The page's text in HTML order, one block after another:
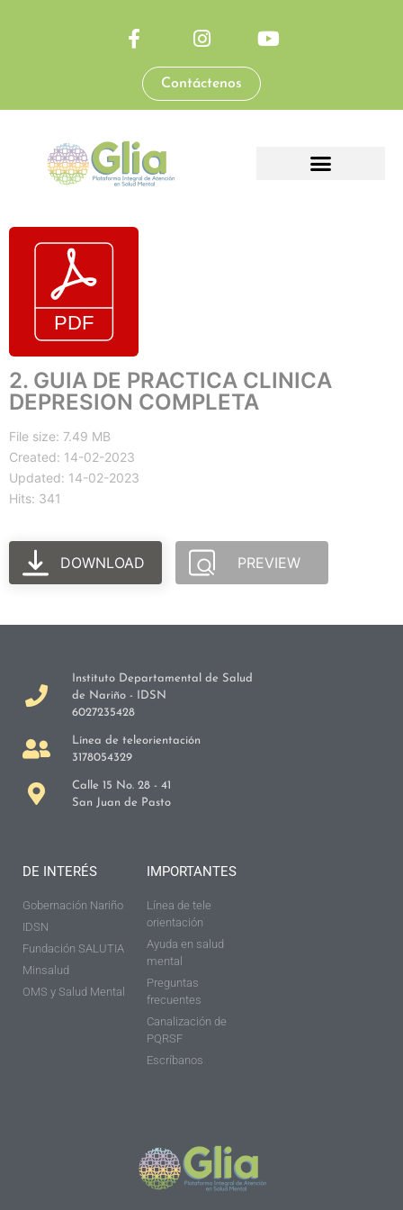
Contáctenos
2. GUIA DE PRACTICA CLINICA
DEPRESION COMPLETA
File size: 7.49 MB
Created: 14-02-2023
Updated: 14-02-2023
Hits: 341
DOWNLOAD PREVIEW
Instituto Departamental de Salud
de Nariño - IDSN
6027235428
Línea de teleorientación
3178054329
Calle 15 No. 28 - 41
San Juan de Pasto
DE INTERÉS
Gobernación Nariño
IDSN
Fundación SALUTIA
Minsalud
OMS y Salud Mental
IMPORTANTES
Línea de tele
orientación
Ayuda en salud
mental
Preguntas
frecuentes
Canalización de
PQRSF
Escríbanos